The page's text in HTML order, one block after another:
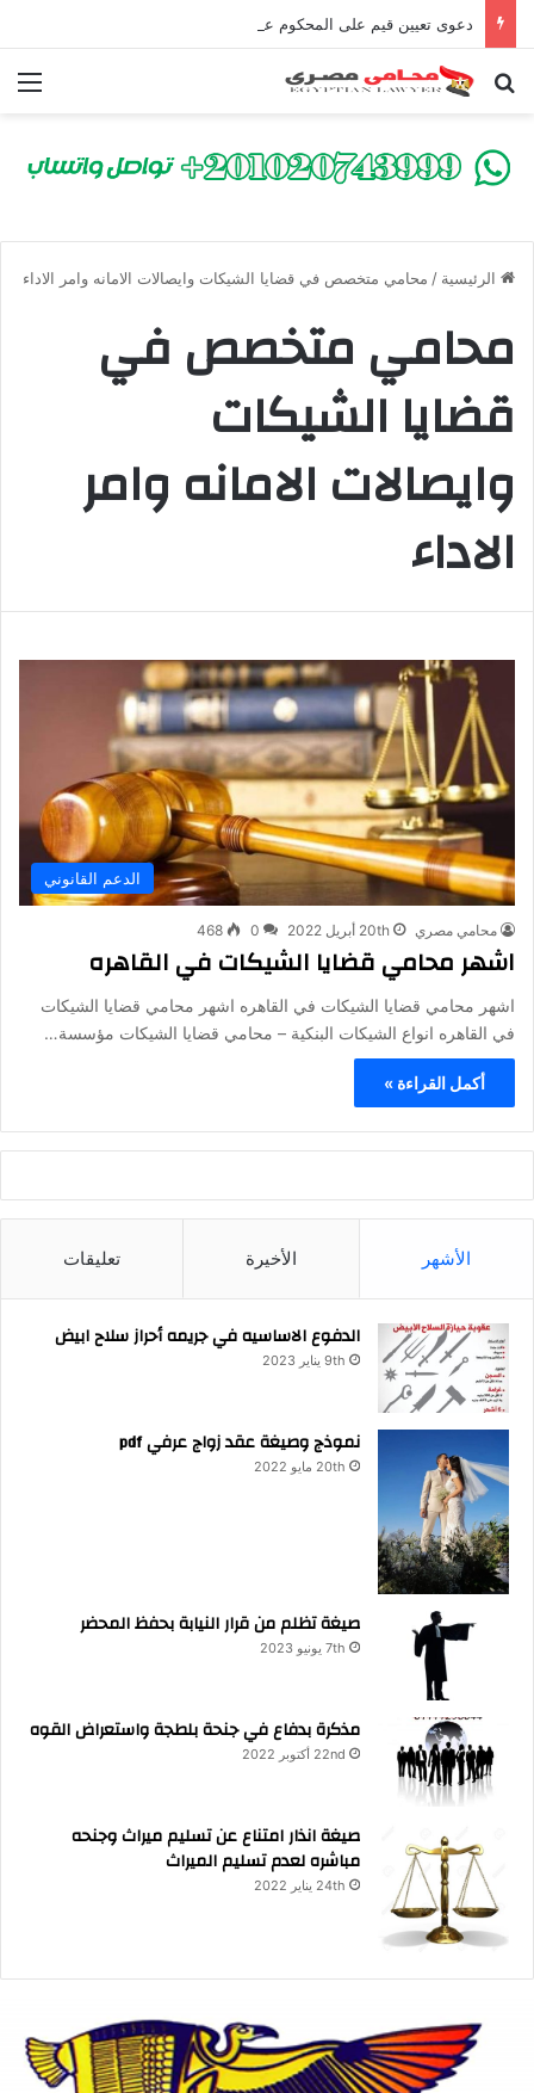
بحث عن
الرئيسية / محامي متخصص في قضايا الشيكات وايصالات الامانه وامر الاداء
محامي متخصص في
قضايا الشيكات
وايصالات الامانه وامر
الاداء
الدعم القانوني
محامي مصري 20th أبريل 2022 0
468
اشهر محامي قضايا الشيكات في القاهره
اشهر محامي قضايا الشيكات في القاهره اشهر محامي قضايا الشيكات
في القاهره انواع الشيكات البنكية – محامي قضايا الشيكات مؤسسة…
أكمل القراءة »
الأشهر الأخيرة تعليقات
الدفوع الاساسيه في جريمه أحراز سلاح ابيض
9th يناير 2023
نموذج وصيغة عقد زواج عرفي pdf
20th مايو 2022
صيغة تظلم من قرار النيابة بحفظ المحضر
7th يونيو 2023
مذكرة بدفاع في جنحة بلطجة واستعراض القوه
22nd أكتوبر 2022
صيغة انذار امتناع عن تسليم ميراث وجنحه
مباشره لعدم تسليم الميراث
24th يناير 2022